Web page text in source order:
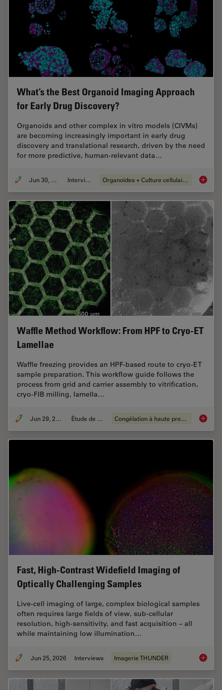
What’s the Best Organoid Imaging Approach
for Early Drug Discovery?
Organoids and other complex in vitro models (CIVMs)
are becoming increasingly important in early drug
discovery and translational research, driven by the need
for more predictive, human-relevant data…
Jun 30, 2026 Interviews Organoïdes + Culture cellulaire en 3D
Waffle Method Workflow: From HPF to Cryo-ET
Lamellae
Waffle freezing provides an HPF-based route to cryo-ET
sample preparation. This workflow guide follows the
process from grid and carrier assembly to vitrification,
cryo-FIB milling, lamella…
Jun 29, 2026 Étude de cas Congélation à haute pression Waffle
Fast, High-Contrast Widefield Imaging of
Optically Challenging Samples
Live‑cell imaging of large, complex biological samples
often requires large fields of view, sub-cellular
resolution, high-sensitivity, and fast acquisition – all
while maintaining low illumination…
Jun 25, 2026 Interviews Imagerie THUNDER Fast,